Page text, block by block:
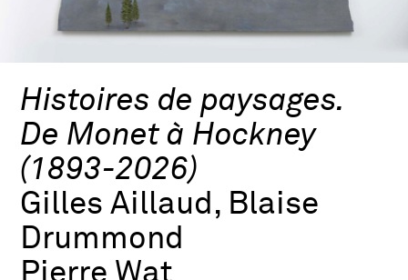
Histoires de paysages.
De Monet à Hockney
(1893-2026)
Gilles Aillaud, Blaise
Drummond
Pierre Wat